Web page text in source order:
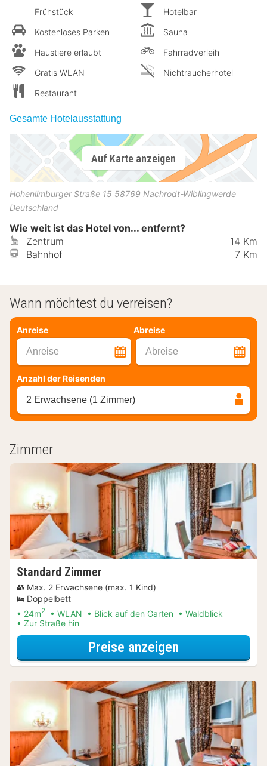
Frühstück
Kostenloses Parken
Haustiere erlaubt
Gratis WLAN
Restaurant
Hotelbar
Sauna
Fahrradverleih
Nichtraucherhotel
Gesamte Hotelausstattung
Auf Karte anzeigen
Hohenlimburger Straße 15 58769 Nachrodt-Wiblingwerde
Deutschland
Wie weit ist das Hotel von... entfernt?
Zentrum
14 Km
Bahnhof
7 Km
Wann möchtest du verreisen?
Anreise Abreise
Anreise Abreise
Anzahl der Reisenden
2 Erwachsene (1 Zimmer)
Zimmer
Standard Zimmer
Max. 2 Erwachsene (max. 1 Kind)
Doppelbett
24m2 WLAN Blick auf den Garten
Waldblick
Zur Straße hin
Preise anzeigen